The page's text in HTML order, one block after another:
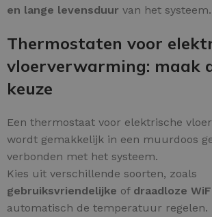
en lange levensduur van het systeem.
Thermostaten voor
vloerverwarming: maak
keuze
Een thermostaat voor elektrische
wordt gemakkelijk in een muurdoos
verbonden met het systeem.
Kies uit verschillende soorten, zoals
gebruiksvriendelijke of draadloze
automatisch de temperatuur regelen.